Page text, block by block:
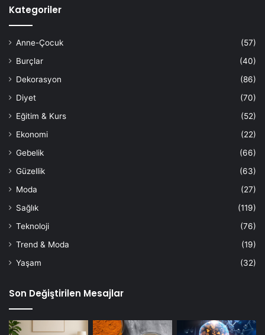
Kategoriler
Anne-Çocuk
(57)
Burçlar
(40)
Dekorasyon
(86)
Diyet
(70)
Eğitim & Kurs
(52)
Ekonomi
(22)
Gebelik
(66)
Güzellik
(63)
Moda
(27)
Sağlık
(119)
Teknoloji
(76)
Trend & Moda
(19)
Yaşam
(32)
Son Değiştirilen Mesajlar